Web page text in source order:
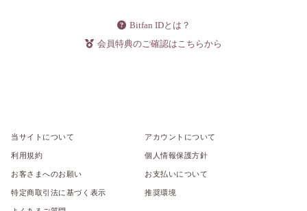
Bitfan IDとは？
会員特典のご確認はこちらから
当サイトについて アカウントについて
利用規約 個人情報保護方針
お客さまへのお願い お支払いについて
特定商取引法に基づく表示 推奨環境